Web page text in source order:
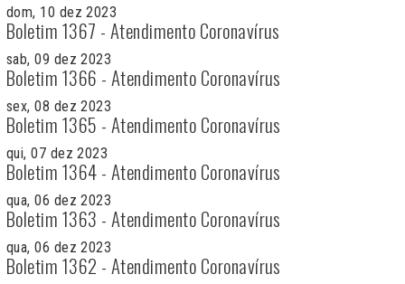
dom, 10 dez 2023
Boletim 1367 - Atendimento Coronavírus
sab, 09 dez 2023
Boletim 1366 - Atendimento Coronavírus
sex, 08 dez 2023
Boletim 1365 - Atendimento Coronavírus
qui, 07 dez 2023
Boletim 1364 - Atendimento Coronavírus
qua, 06 dez 2023
Boletim 1363 - Atendimento Coronavírus
qua, 06 dez 2023
Boletim 1362 - Atendimento Coronavírus